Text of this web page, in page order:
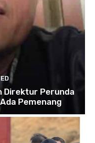
Direktur Perunda
Pemenang